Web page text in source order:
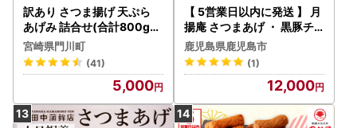
訳あり さつま揚げ 天ぷら
あげみ 詰合せ(合計800g・
400g×2袋)すりみ さつま
あげ 国産 【KI-7】【イチマ
ル食品加工】
宮崎県門川町
(41)
5,000
【 5営業日以内に発送 】 月
揚庵 さつまあげ ・ 黒豚チ
ャーシュー セット K003-0
02 肉 豚肉 スピード配送 最
短 すぐ届く お急ぎ
鹿児島県鹿児島市
(1)
12,000